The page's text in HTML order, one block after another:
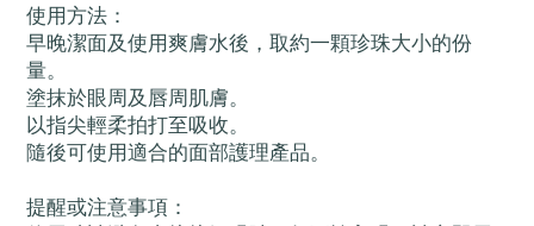
使用方法：
早晚潔面及使用爽膚水後，取約一顆珍珠大小的份
量。
塗抹於眼周及唇周肌膚。
以指尖輕柔拍打至吸收。
隨後可使用適合的面部護理產品。
提醒或注意事項：